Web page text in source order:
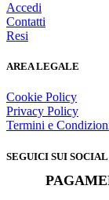
Accedi
Contatti
Resi
AREA LEGALE
Cookie Policy
Privacy Policy
Termini e
SEGUICI SUI SOCIAL